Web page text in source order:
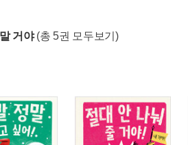
거야 (총 5권 모두보기)